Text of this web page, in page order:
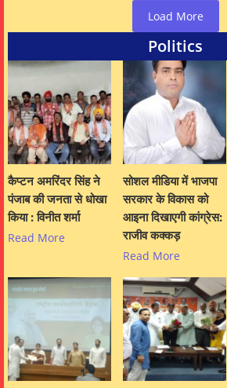
Load More
Politics
कैप्टन अमरिंदर सिंह ने
पंजाब की जनता से धोखा
किया : विनीत शर्मा
Read More
सोशल मीडिया में भाजपा
सरकार के विकास को
आइना दिखाएगी कांग्रेस:
राजीव कक्कड़
Read More